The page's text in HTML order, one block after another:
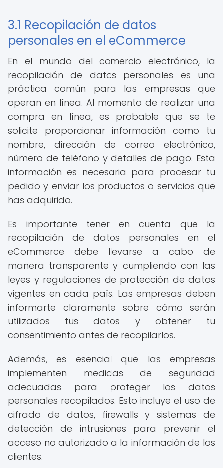
3.1 Recopilación de datos
personales en el eCommerce
En el mundo del comercio electrónico, la
recopilación de datos personales es una
práctica común para las empresas que
operan en línea. Al momento de realizar una
compra en línea, es probable que se te
solicite proporcionar información como tu
nombre, dirección de correo electrónico,
número de teléfono y detalles de pago. Esta
información es necesaria para procesar tu
pedido y enviar los productos o servicios que
has adquirido.
Es importante tener en cuenta que la
recopilación de datos personales en el
eCommerce debe llevarse a cabo de
manera transparente y cumpliendo con las
leyes y regulaciones de protección de datos
vigentes en cada país. Las empresas deben
informarte claramente sobre cómo serán
utilizados tus datos y obtener tu
consentimiento antes de recopilarlos.
Además, es esencial que las empresas
implementen medidas de seguridad
adecuadas para proteger los datos
personales recopilados. Esto incluye el uso de
cifrado de datos, firewalls y sistemas de
detección de intrusiones para prevenir el
acceso no autorizado a la información de los
clientes.